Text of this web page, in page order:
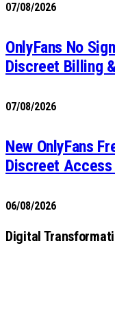
07/08/2026
OnlyFans No
Discreet Billing
07/08/2026
New OnlyFans
Discreet Access
06/08/2026
Digital